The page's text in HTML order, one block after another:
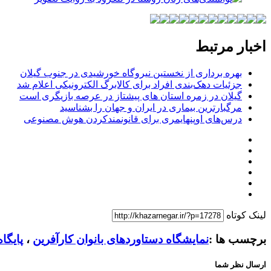
اخبار مرتبط
بهره برداری از نخستین نیروگاه خورشیدی در جنوب گیلان
جزئیات دهک‌بندی افراد برای کالابرگ الکترونیکی اعلام شد
گیلان در زمره استان های پیشتاز در عرصه بازیگری است
مرگبارترین بیماری در ایران و جهان را بشناسید
درس‌های اوپنهایمری برای قانونمندکردن هوش مصنوعی
لینک کوتاه
برچسب ها :نمایشگاه دستاوردهای بانوان کارآفرین ،
ارسال نظر شما